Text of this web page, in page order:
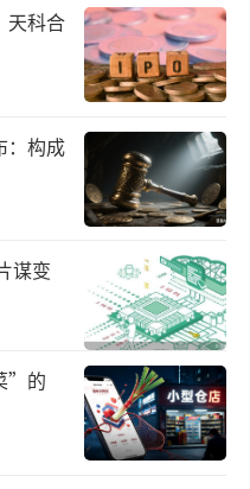
年酒类消费开始回
和消费升维，单一
加速了威士忌的崛
，威士忌进口额已
远超洋酒品类2.66倍
地份额的此消彼长
面。酒业家调研发
做干邑的酒商态度也
忌的布局。
的广东酒类二批商
天科合
：构成
谋变
”的